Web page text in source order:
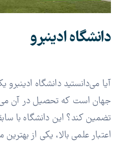
دانشگاه ادینبرو
جهان است که تحصیل در آن
اعتبار علمی بالا، یکی از